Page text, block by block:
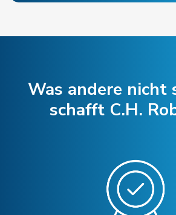
Was andere nicht
schafft C.H.